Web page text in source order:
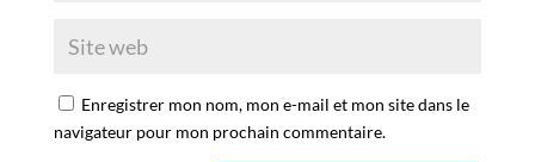
Enregistrer mon nom, mon e-mail et mon site dans le
navigateur pour mon prochain commentaire.